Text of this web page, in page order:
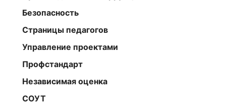
Безопасность
Страницы педагогов
Управление проектами
Профстандарт
Независимая оценка
СОУТ